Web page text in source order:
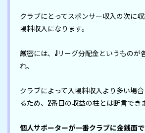
クラブにとってスポンサー収入の次に
場料収入になります。
厳密には、Jリーグ分配金というものが
れ、
クラブによって入場料収入より多い場
るため、2番目の収益の柱とは断言でき
個人サポーターが一番クラブに金銭面